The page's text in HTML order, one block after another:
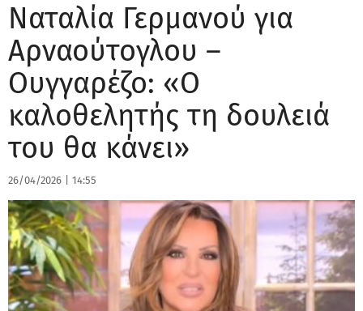
Ναταλία Γερμανού για
Αρναούτογλου –
Ουγγαρέζο: «Ο
καλοθελητής τη δουλειά
του θα κάνει»
26/04/2026 14:55